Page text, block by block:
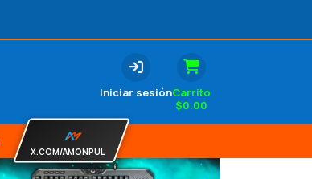
Iniciar sesiónCarrito
$0.00
X.COM/AMONPUL